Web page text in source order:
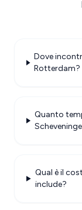
Dove
Rotterdam?
Quanto
Qual è il
include?